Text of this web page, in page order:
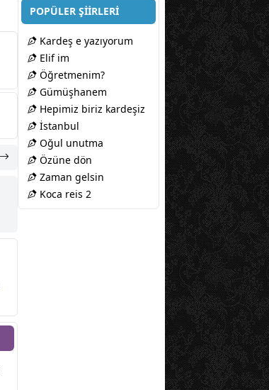
POPÜLER ŞİİRLERİ
Kardeş e yazıyorum
Elif im
Öğretmenim?
Gümüşhanem
Hepimiz biriz kardeşiz
İstanbul
Oğul unutma
Özüne dön
Zaman gelsin
Koca reis 2